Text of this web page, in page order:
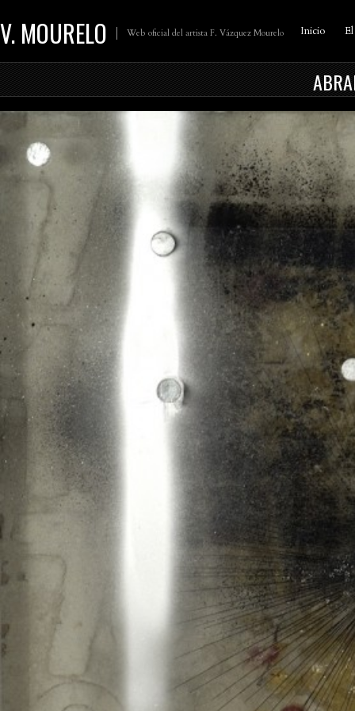
V. MOURELO Web oficial del artista F. Vázquez Mourelo Inicio